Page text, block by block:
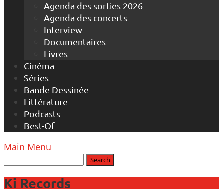
Agenda des sorties 2026
Agenda des concerts
Interview
Documentaires
Livres
Cinéma
Séries
Bande Dessinée
Littérature
Podcasts
Best-Of
Main Menu
Ki Records